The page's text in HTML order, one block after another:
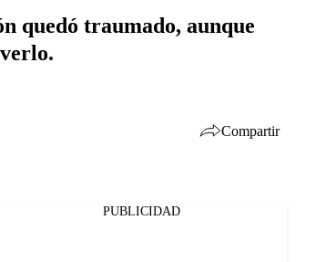
quedó traumado, aunque
Compartir
PUBLICIDAD